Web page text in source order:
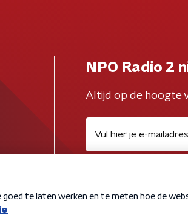
NPO Radio 2
Altijd op de hoogte